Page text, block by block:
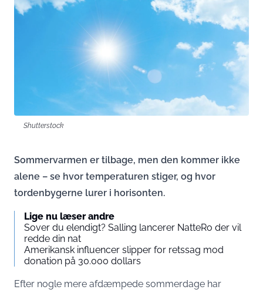
Shutterstock
Sommervarmen er tilbage, men den kommer ikke
alene – se hvor temperaturen stiger, og hvor
tordenbygerne lurer i horisonten.
Lige nu læser andre
Sover du elendigt? Salling lancerer NatteRo der vil
redde din nat
Amerikansk influencer slipper for retssag mod
donation på 30.000 dollars
Efter nogle mere afdæmpede sommerdage har